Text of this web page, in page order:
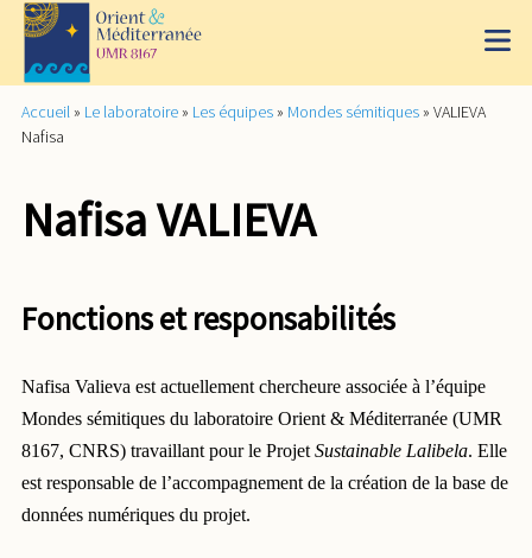
Accueil » Le laboratoire » Les équipes » Mondes sémitiques » VALIEVA
Nafisa
Nafisa VALIEVA
Fonctions et responsabilités
Nafisa Valieva est actuellement chercheure associée à l’équipe
Mondes sémitiques du laboratoire Orient & Méditerranée (UMR
8167, CNRS) travaillant pour le Projet Sustainable Lalibela. Elle
est responsable de l’accompagnement de la création de la base de
données numériques du projet.